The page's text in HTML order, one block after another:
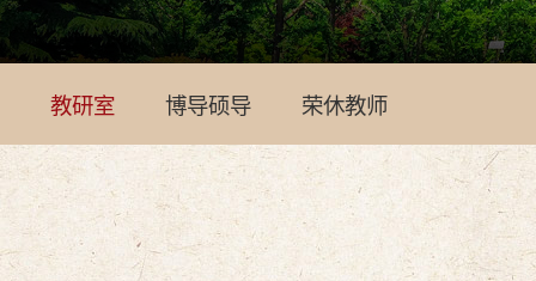
教研室 博导硕导 荣休教师